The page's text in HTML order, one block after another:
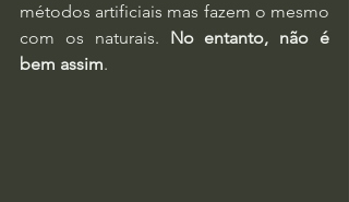
métodos artificiais mas fazem o mesmo
com os naturais. No entanto, não é
bem assim.